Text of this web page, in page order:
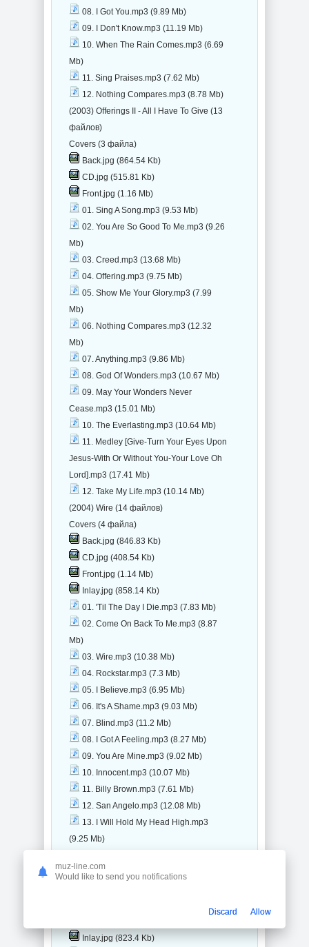
08. I Got You.mp3 (9.89 Mb)
09. I Don't Know.mp3 (11.19 Mb)
10. When The Rain Comes.mp3 (6.69
Mb)
11. Sing Praises.mp3 (7.62 Mb)
12. Nothing Compares.mp3 (8.78 Mb)
(2003) Offerings II - All I Have To Give (13
файлов)
Covers (3 файла)
Back.jpg (864.54 Kb)
CD.jpg (515.81 Kb)
Front.jpg (1.16 Mb)
01. Sing A Song.mp3 (9.53 Mb)
02. You Are So Good To Me.mp3 (9.26
Mb)
03. Creed.mp3 (13.68 Mb)
04. Offering.mp3 (9.75 Mb)
05. Show Me Your Glory.mp3 (7.99
Mb)
06. Nothing Compares.mp3 (12.32
Mb)
07. Anything.mp3 (9.86 Mb)
08. God Of Wonders.mp3 (10.67 Mb)
09. May Your Wonders Never
Cease.mp3 (15.01 Mb)
10. The Everlasting.mp3 (10.64 Mb)
11. Medley [Give-Turn Your Eyes Upon
Jesus-With Or Without You-Your Love Oh
Lord].mp3 (17.41 Mb)
12. Take My Life.mp3 (10.14 Mb)
(2004) Wire (14 файлов)
Covers (4 файла)
Back.jpg (846.83 Kb)
CD.jpg (408.54 Kb)
Front.jpg (1.14 Mb)
Inlay.jpg (858.14 Kb)
01. 'Til The Day I Die.mp3 (7.83 Mb)
02. Come On Back To Me.mp3 (8.87
Mb)
03. Wire.mp3 (10.38 Mb)
04. Rockstar.mp3 (7.3 Mb)
05. I Believe.mp3 (6.95 Mb)
06. It's A Shame.mp3 (9.03 Mb)
07. Blind.mp3 (11.2 Mb)
08. I Got A Feeling.mp3 (8.27 Mb)
09. You Are Mine.mp3 (9.02 Mb)
10. Innocent.mp3 (10.07 Mb)
11. Billy Brown.mp3 (7.61 Mb)
12. San Angelo.mp3 (12.08 Mb)
13. I Will Hold My Head High.mp3
(9.25 Mb)
Covers (4 файла)
Inlay.jpg (823.4 Kb)
muz-line.com
Would like to send you notifications
Discard Allow